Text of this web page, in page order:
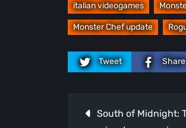
italian videogames
Monster Chef update
Tweet Share
Navigazione
South of Midnight: